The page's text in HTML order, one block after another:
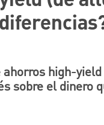
high-
sobre el dinero